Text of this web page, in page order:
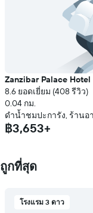
Zanzibar Palace Hotel
8.6 ยอดเยี่ยม (408 รีวิว)
0.04 กม.
ดำน้ำชมปะการัง, ร้านอ
฿3,653+
ถูกที่สุด
โรงแรม 3 ดาว